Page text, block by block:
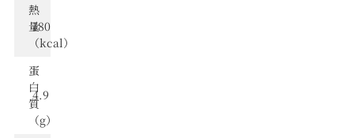
熱
量
（kcal）
180
蛋
⽩
質
（g）
4.9